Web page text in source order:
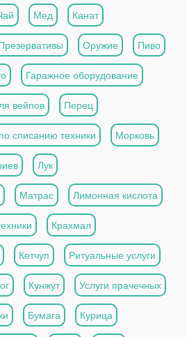
Мед Канат
Оружие Пиво
Гаражное оборудование
вейпов Перец
списанию техники Морковь
Лук
Матрас Лимонная кислота
Крахмал
Кетчуп Ритуальные услуги
Кунжут Услуги прачечных
Бумага Курица